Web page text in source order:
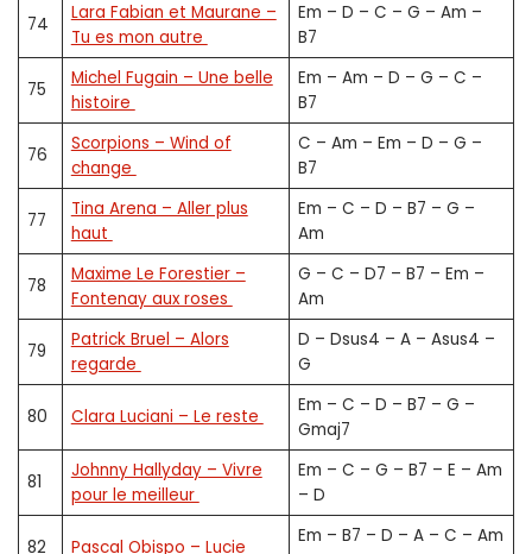
74
Lara Fabian et Maurane –
Tu es mon autre
Em – D – C – G – Am –
B7
75
Michel Fugain – Une belle
histoire
Em – Am – D – G – C –
B7
76
Scorpions – Wind of
change
C – Am – Em – D – G –
B7
77
Tina Arena – Aller plus
haut
Em – C – D – B7 – G –
Am
78
Maxime Le Forestier –
Fontenay aux roses
G – C – D7 – B7 – Em –
Am
79
Patrick Bruel – Alors
regarde
D – Dsus4 – A – Asus4 –
G
80 Clara Luciani – Le reste
Em – C – D – B7 – G –
Gmaj7
81
Johnny Hallyday – Vivre
pour le meilleur
Em – C – G – B7 – E – Am
– D
82 Pascal Obispo – Lucie
Em – B7 – D – A – C – Am